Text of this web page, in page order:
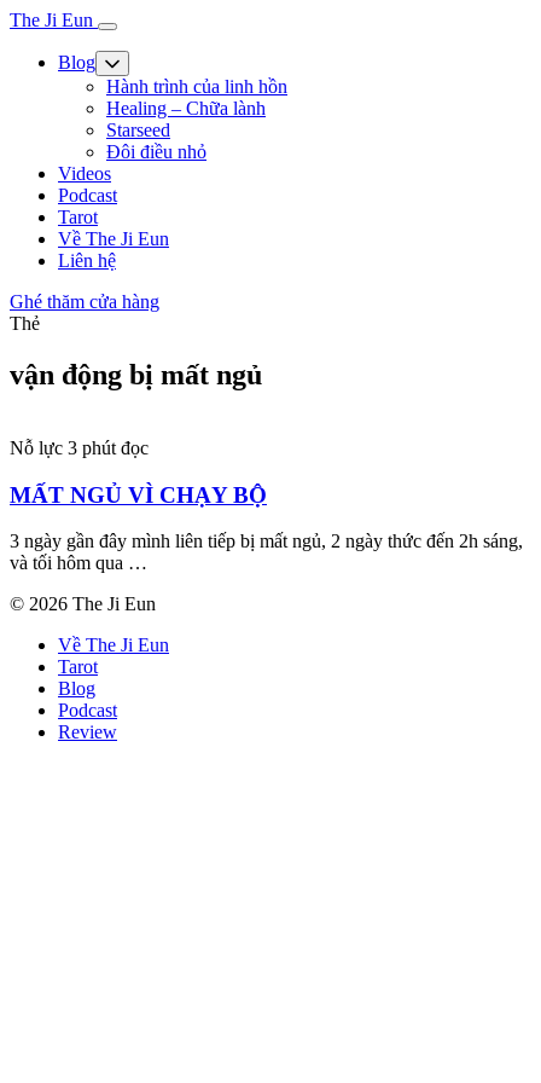
The Ji Eun
Blog
Hành trình của linh hồn
Healing – Chữa lành
Starseed
Đôi điều nhỏ
Videos
Podcast
Tarot
Về The Ji Eun
Liên hệ
Ghé thăm cửa hàng
Thẻ
vận động bị mất ngủ
Nỗ lực 3 phút đọc
MẤT NGỦ VÌ CHẠY BỘ
3 ngày gần đây mình liên tiếp bị mất ngủ, 2 ngày thức đến 2h sáng,
và tối hôm qua …
© 2026 The Ji Eun
Về The Ji Eun
Tarot
Blog
Podcast
Review